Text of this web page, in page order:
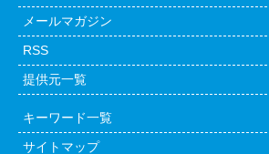
メールマガジン
RSS
提供元一覧
キーワード一覧
サイトマップ